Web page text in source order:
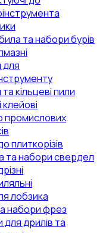
та набори бурів
для
кільцеві пили
промислових
плиткорізів
та набори свердел
лобзика
набори фрез
дрилів та